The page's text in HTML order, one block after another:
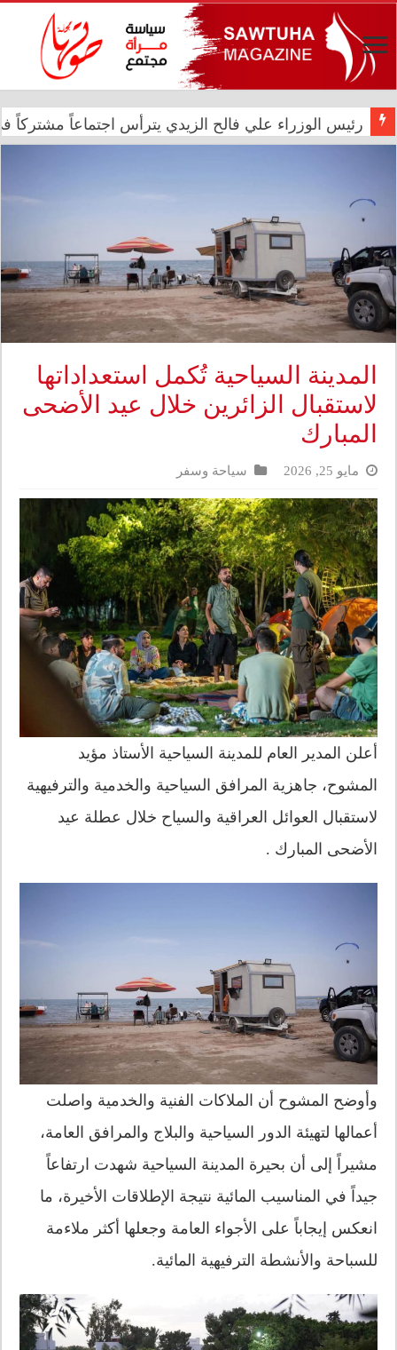
رئيس الوزراء علي فالح الزيدي يترأس اجتماعاً مشتركاً في
في الذكرى الثانية عشرة للإبادة الجماعية.. الأمم
المدينة السياحية تُكمل استعداداتها
لاستقبال الزائرين خلال عيد الأضحى
المبارك
مايو 25, 2026 سياحة وسفر
أعلن المدير العام للمدينة السياحية الأستاذ مؤيد
المشوح، جاهزية المرافق السياحية والخدمية والترفيهية
لاستقبال العوائل العراقية والسياح خلال عطلة عيد
الأضحى المبارك .
وأوضح المشوح أن الملاكات الفنية والخدمية واصلت
أعمالها لتهيئة الدور السياحية والبلاج والمرافق العامة،
مشيراً إلى أن بحيرة المدينة السياحية شهدت ارتفاعاً
جيداً في المناسيب المائية نتيجة الإطلاقات الأخيرة، ما
انعكس إيجاباً على الأجواء العامة وجعلها أكثر ملاءمة
للسباحة والأنشطة الترفيهية المائية.